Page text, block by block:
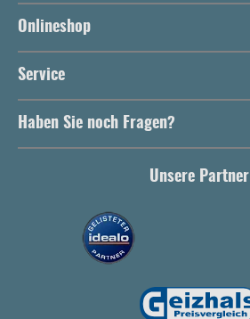
Onlineshop
Service
Haben Sie noch Fragen?
Unsere Partner